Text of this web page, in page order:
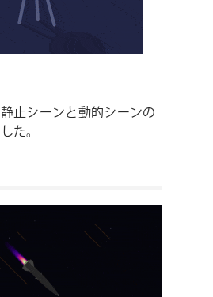
静止シーンと動的シーンの
した。